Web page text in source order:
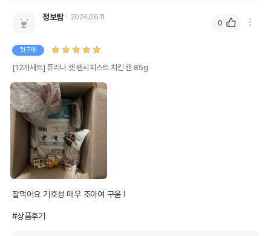
정보람 2024.06.11
첫구매
[12개세트] 퓨리나 캣 팬시피스트 치킨 캔 85g
잘먹어요 기호성 매우 조아여 구욷 !
#상품후기
0